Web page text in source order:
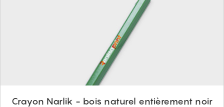
Crayon Narlik - bois naturel entièrement noir